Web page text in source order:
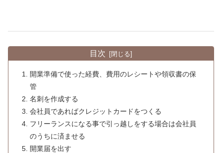
目次
開業準備で使った経費、費用のレシートや領収書の保
管
名刺を作成する
会社員であればクレジットカードをつくる
フリーランスになる事で引っ越しをする場合は会社員
のうちに済ませる
開業届を出す